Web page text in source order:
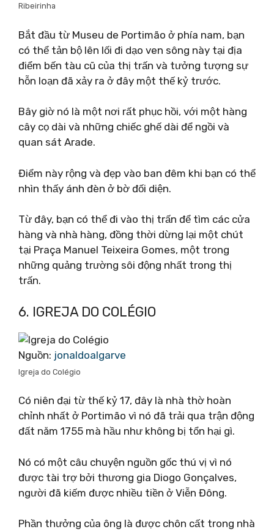
Ribeirinha
Bắt đầu từ Museu de Portimão ở phía nam, bạn
có thể tản bộ lên lối đi dạo ven sông này tại địa
điểm bến tàu cũ của thị trấn và tưởng tượng sự
hỗn loạn đã xảy ra ở đây một thế kỷ trước.
Bây giờ nó là một nơi rất phục hồi, với một hàng
cây cọ dài và những chiếc ghế dài để ngồi và
quan sát Arade.
Điểm này rộng và đẹp vào ban đêm khi bạn có thể
nhìn thấy ánh đèn ở bờ đối diện.
Từ đây, bạn có thể đi vào thị trấn để tìm các cửa
hàng và nhà hàng, đồng thời dừng lại một chút
tại Praça Manuel Teixeira Gomes, một trong
những quảng trường sôi động nhất trong thị
trấn.
6. IGREJA DO COLÉGIO
Nguồn: jonaldoalgarve
Igreja do Colégio
Có niên đại từ thế kỷ 17, đây là nhà thờ hoàn
chỉnh nhất ở Portimão vì nó đã trải qua trận động
đất năm 1755 mà hầu như không bị tổn hại gì.
Nó có một câu chuyện nguồn gốc thú vị vì nó
được tài trợ bởi thương gia Diogo Gonçalves,
người đã kiếm được nhiều tiền ở Viễn Đông.
Phần thưởng của ông là được chôn cất trong nhà